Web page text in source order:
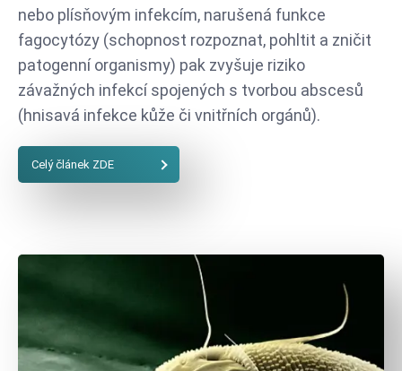
nebo plísňovým infekcím, narušená funkce
fagocytózy (schopnost rozpoznat, pohltit a zničit
patogenní organismy) pak zvyšuje riziko
závažných infekcí spojených s tvorbou abscesů
(hnisavá infekce kůže či vnitřních orgánů).
Celý článek ZDE